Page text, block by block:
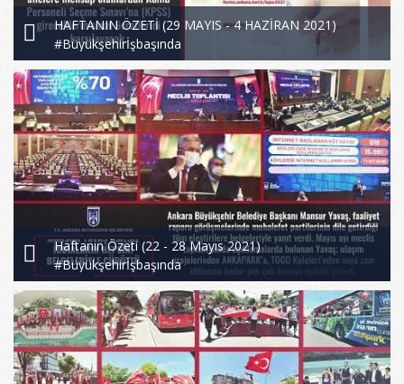
HAFTANIN ÖZETİ (29 MAYIS - 4 HAZİRAN 2021)
#Büyükşehirİşbaşında
Haftanın Özeti (22 - 28 Mayıs 2021)
#Büyükşehirİşbaşında